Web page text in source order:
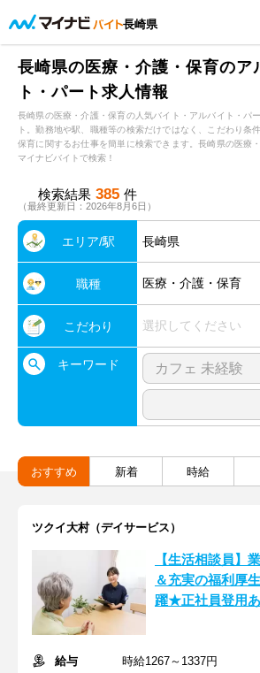
長崎県
長崎県の医療・介護・保育のア
ト・パート求人情報
長崎県の医療・介護・保育の人気バイト・アルバイト・パ
ト。勤務地や駅、職種等の検索だけではなく、こだわり条
保育に関するお仕事を簡単に検索できます。長崎県の医療
マイナビバイトで検索！
検索結果 385 件
（最終更新日：2026年8月6日）
エリア/駅 長崎県
職種 医療・介護・保育
こだわり 選択してください
キーワード
おすすめ 新着 時給
ツクイ大村（デイサービス）
【生活相談員】
＆充実の福利厚
躍★正社員登用
給与
時給1267～1337円